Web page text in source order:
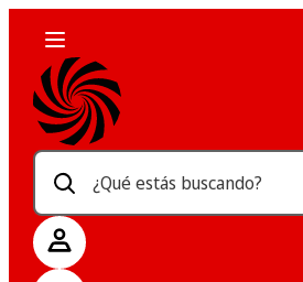
¿Qué estás buscando?